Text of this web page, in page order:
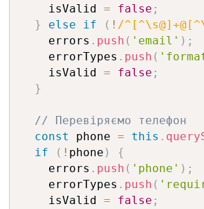
    isValid
= false ;
}
else if ( ! /
    errors
. push ( 'email' ) ;
    errorTypes
. push (
    isValid
= false ;
}
// Перевіряємо телефон
const phone = this .
if
( ! phone )
{
    errors
. push ( 'phone' ) ;
    errorTypes
. push (
    isValid
= false ;